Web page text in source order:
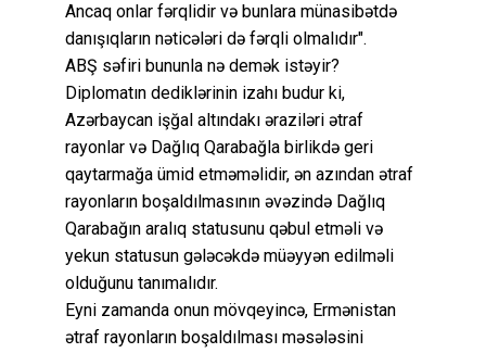
Ancaq onlar fərqlidir və bunlara münasibətdə
danışıqların nəticələri də fərqli olmalıdır".
ABŞ səfiri bununla nə demək istəyir?
Diplomatın dediklərinin izahı budur ki,
Azərbaycan işğal altındakı əraziləri ətraf
rayonlar və Dağlıq Qarabağla birlikdə geri
qaytarmağa ümid etməməlidir, ən azından ətraf
rayonların boşaldılmasının əvəzində Dağlıq
Qarabağın aralıq statusunu qəbul etməli və
yekun statusun gələcəkdə müəyyən edilməli
olduğunu tanımalıdır.
Eyni zamanda onun mövqeyincə, Ermənistan
ətraf rayonların boşaldılması məsələsini